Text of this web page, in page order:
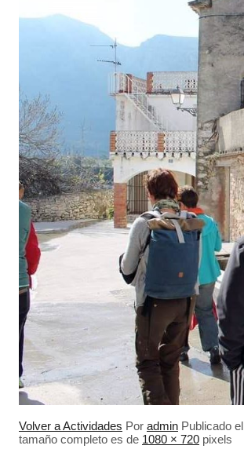
Volver a Actividades Por admin Publicado el
tamaño completo es de 1080 × 720 pixels